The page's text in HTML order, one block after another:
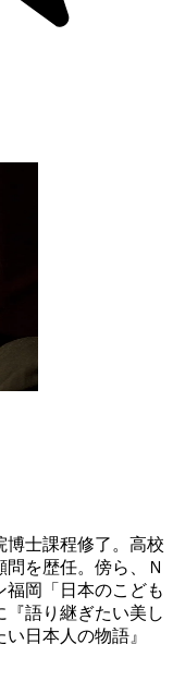
博士課程修了。高校
を歴任。傍ら、Ｎ
福岡「日本のこども
『語り継ぎたい美し
日本人の物語』